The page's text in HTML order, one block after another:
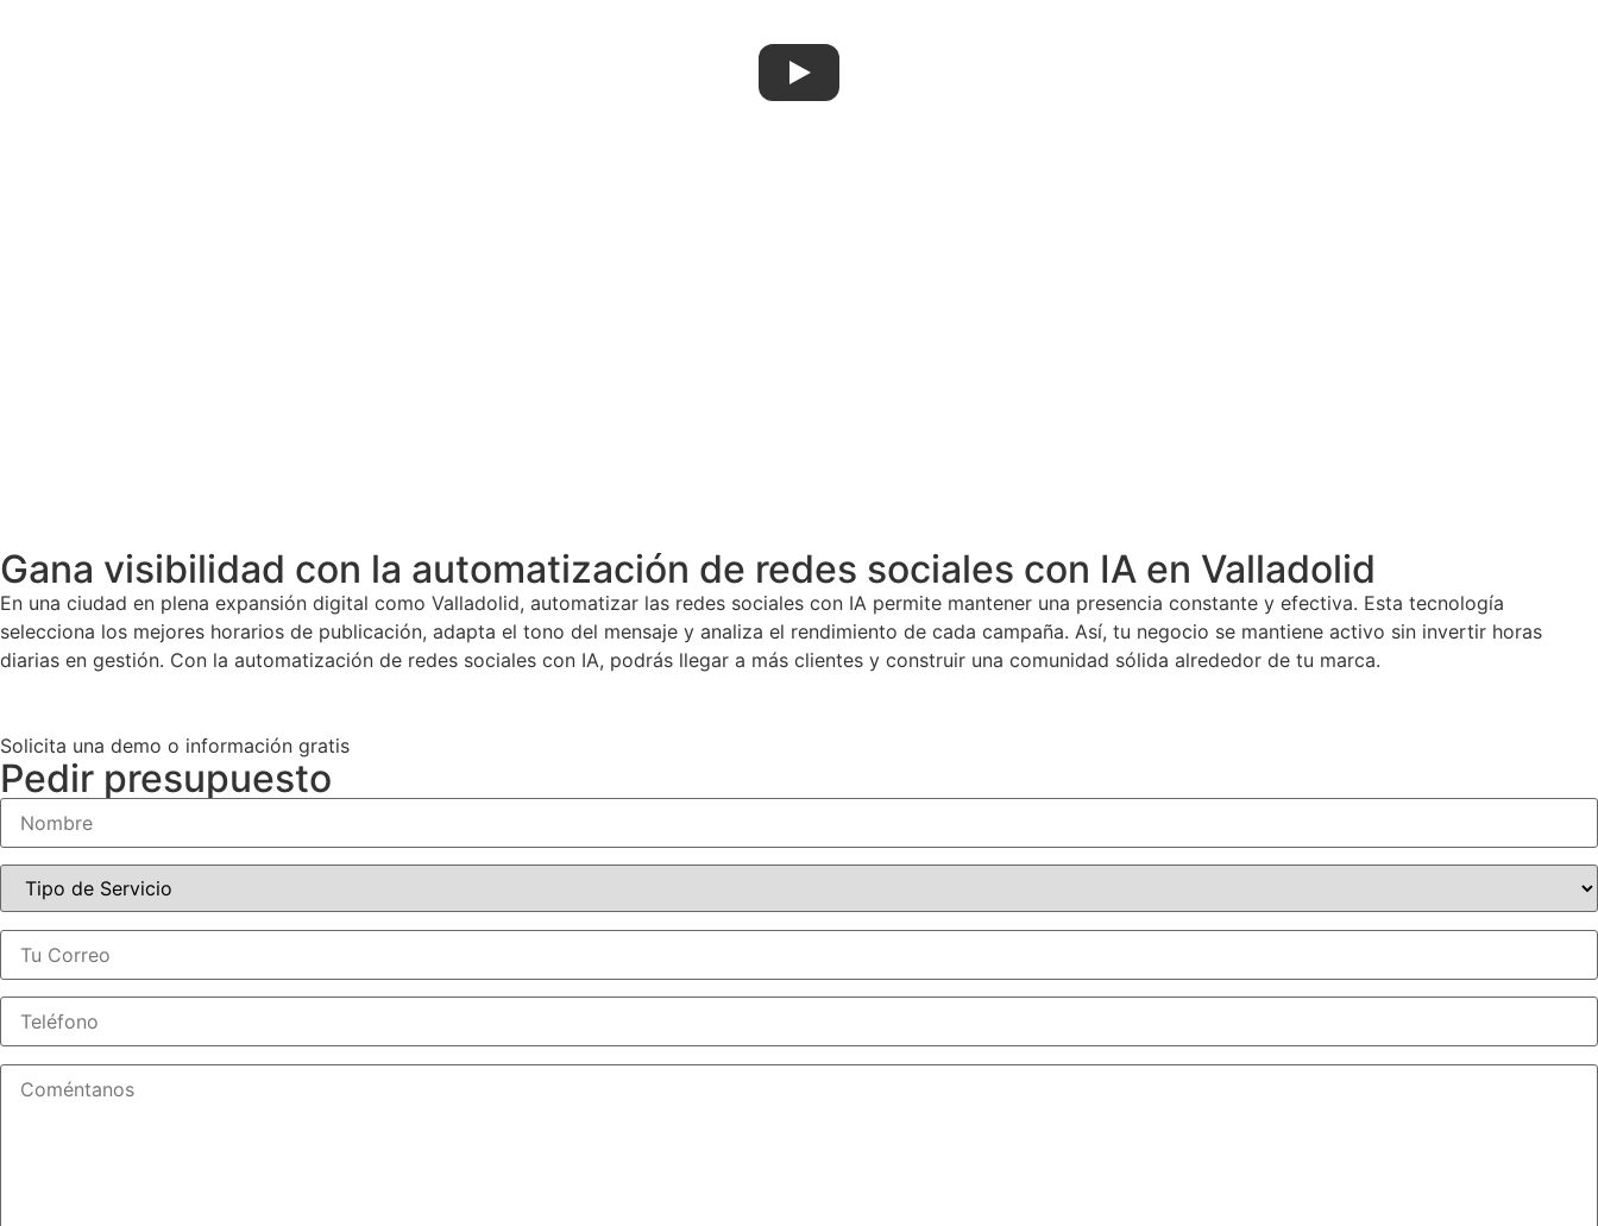
Gana visibilidad con la automatización de redes sociales con IA en Valladolid
En una ciudad en plena expansión digital como Valladolid, automatizar las redes sociales con IA permite mantener una presencia constante y efectiva. Esta tecnología
selecciona los mejores horarios de publicación, adapta el tono del mensaje y analiza el rendimiento de cada campaña. Así, tu negocio se mantiene activo sin invertir horas
diarias en gestión. Con la automatización de redes sociales con IA, podrás llegar a más clientes y construir una comunidad sólida alrededor de tu marca.
Solicita una demo o información gratis
Pedir presupuesto